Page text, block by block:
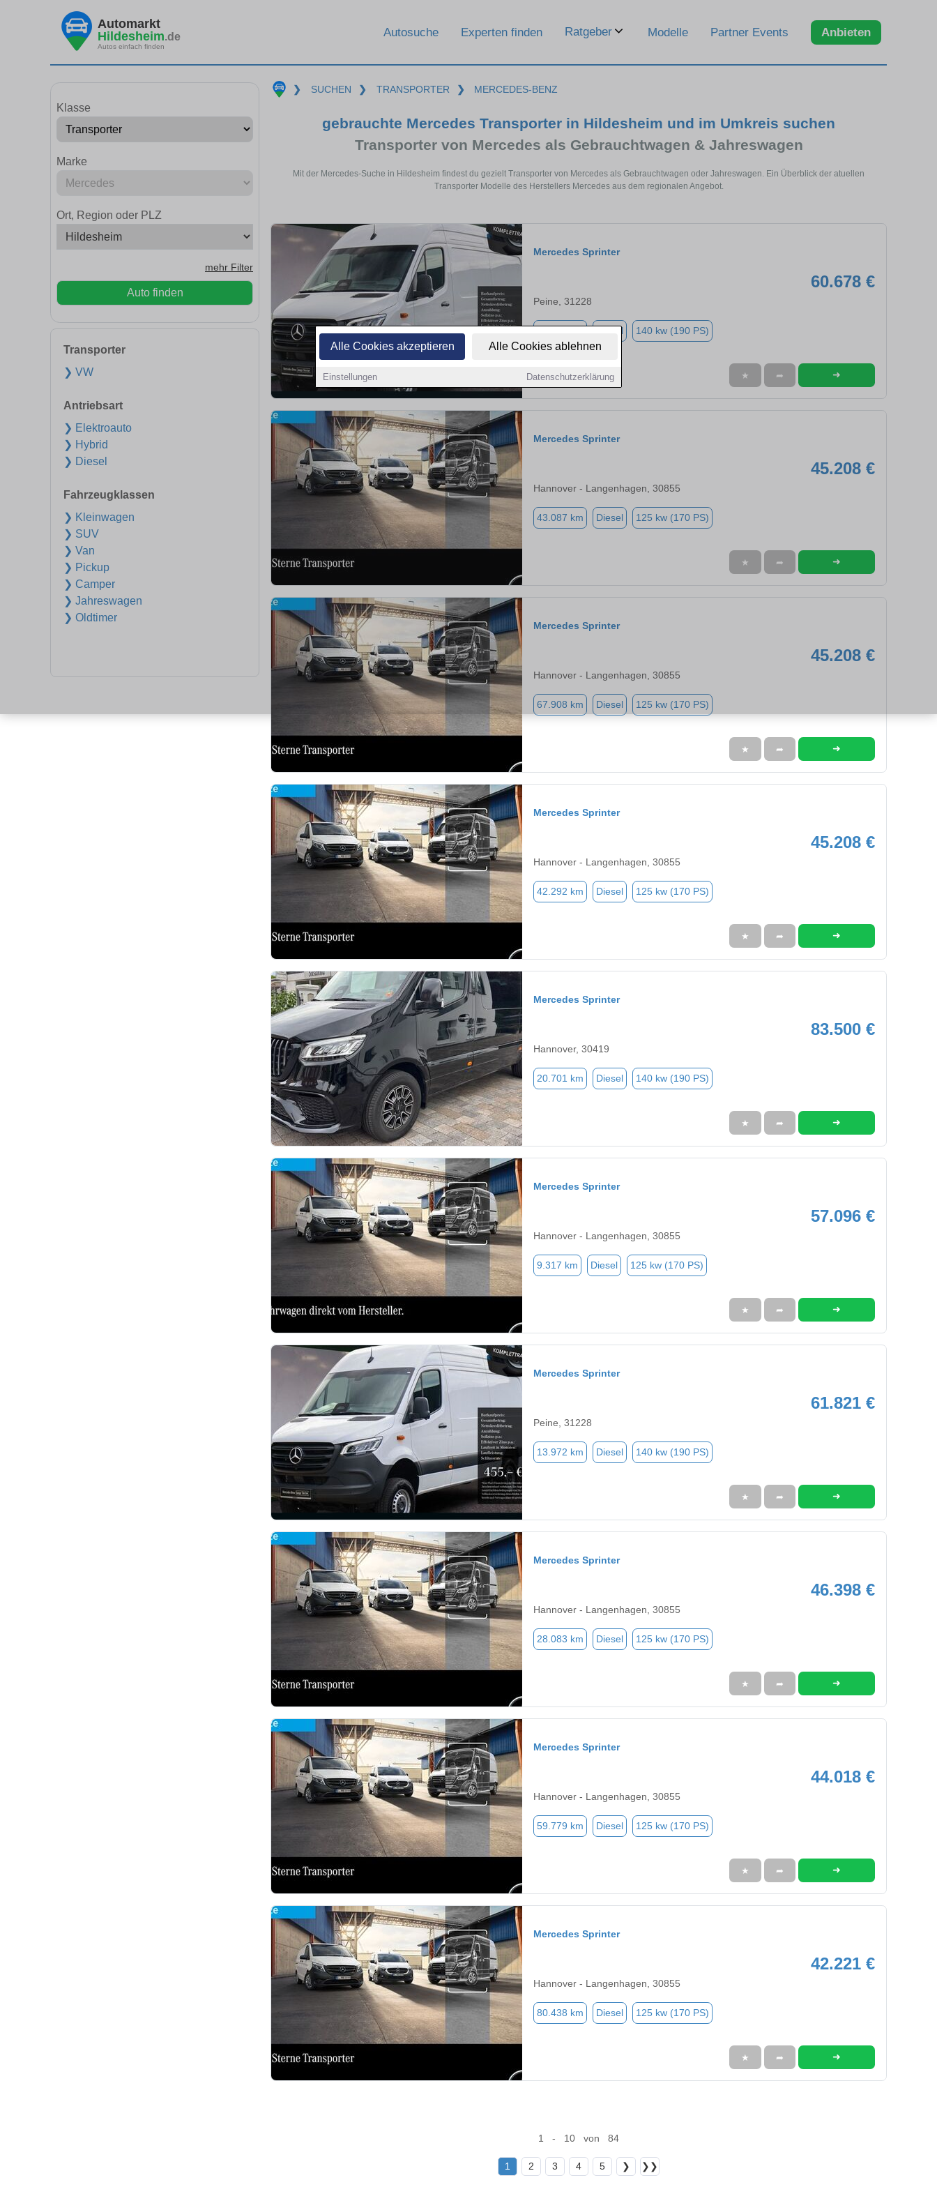
Alle Cookies akzeptieren Alle Cookies ablehnen
Einstellungen Datenschutzerklärung
Automarkt
Hildesheim.de
Autos einfach finden
Autosuche Experten finden Ratgeber Modelle Partner Events Anbieten
Klasse
Marke
Ort, Region oder PLZ
mehr Filter
Auto finden
Transporter
❯ VW
Antriebsart
❯ Elektroauto
❯ Hybrid
❯ Diesel
Fahrzeugklassen
❯ Kleinwagen
❯ SUV
❯ Van
❯ Pickup
❯ Camper
❯ Jahreswagen
❯ Oldtimer
❯ SUCHEN ❯ TRANSPORTER ❯ MERCEDES-BENZ
gebrauchte Mercedes Transporter in Hildesheim und im Umkreis suchen
Transporter von Mercedes als Gebrauchtwagen & Jahreswagen
Mit der Mercedes-Suche in Hildesheim findest du gezielt Transporter von Mercedes als Gebrauchtwagen oder Jahreswagen. Ein Überblick der atuellen
Transporter Modelle des Herstellers Mercedes aus dem regionalen Angebot.
Mercedes Sprinter
60.678 €
Peine, 31228
Diesel 140 kw (190 PS)
★ ➦ ➜
Mercedes Sprinter
45.208 €
Hannover - Langenhagen, 30855
43.087 km Diesel 125 kw (170 PS)
★ ➦ ➜
Mercedes Sprinter
45.208 €
Hannover - Langenhagen, 30855
67.908 km Diesel 125 kw (170 PS)
★ ➦ ➜
Mercedes Sprinter
45.208 €
Hannover - Langenhagen, 30855
42.292 km Diesel 125 kw (170 PS)
★ ➦ ➜
Mercedes Sprinter
83.500 €
Hannover, 30419
20.701 km Diesel 140 kw (190 PS)
★ ➦ ➜
Mercedes Sprinter
57.096 €
Hannover - Langenhagen, 30855
9.317 km Diesel 125 kw (170 PS)
★ ➦ ➜
Mercedes Sprinter
61.821 €
Peine, 31228
13.972 km Diesel 140 kw (190 PS)
★ ➦ ➜
Mercedes Sprinter
46.398 €
Hannover - Langenhagen, 30855
28.083 km Diesel 125 kw (170 PS)
★ ➦ ➜
Mercedes Sprinter
44.018 €
Hannover - Langenhagen, 30855
59.779 km Diesel 125 kw (170 PS)
★ ➦ ➜
Mercedes Sprinter
42.221 €
Hannover - Langenhagen, 30855
80.438 km Diesel 125 kw (170 PS)
★ ➦ ➜
1 - 10 von 84
1 2 3 4 5 ❯ ❯❯